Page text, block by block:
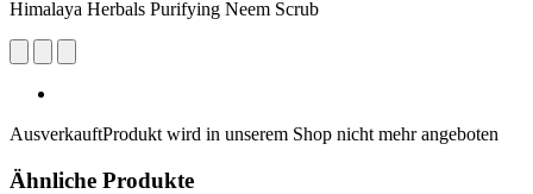
Himalaya Herbals Purifying Neem Scrub
AusverkauftProdukt wird in unserem Shop nicht mehr angeboten
Ähnliche Produkte